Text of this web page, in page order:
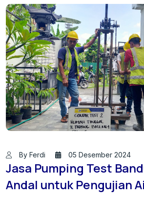
By Ferdi 05 Desember 2024
Jasa Pumping Test
Andal untuk Pengujian